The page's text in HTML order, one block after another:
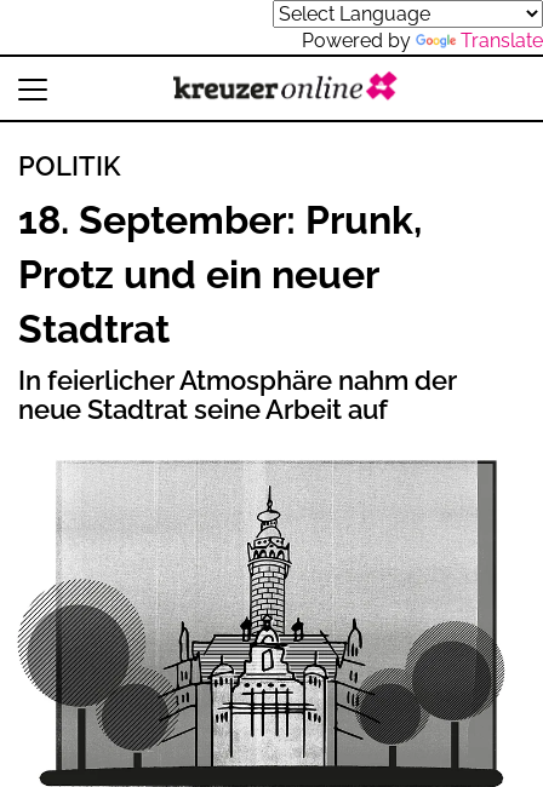
Powered by Translate
POLITIK
18. September: Prunk,
Protz und ein neuer
Stadtrat
In feierlicher Atmosphäre nahm der
neue Stadtrat seine Arbeit auf